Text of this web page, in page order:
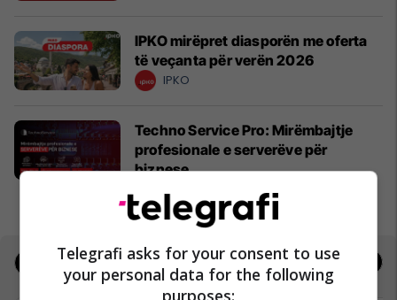
IPKO mirëpret diasporën me oferta
të veçanta për verën 2026
IPKO
Techno Service Pro: Mirëmbajtje
profesionale e serverëve për
biznese
Techno Service Pro
Real Estate
Telegrafi asks for your consent to use
your personal data for the following
purposes: